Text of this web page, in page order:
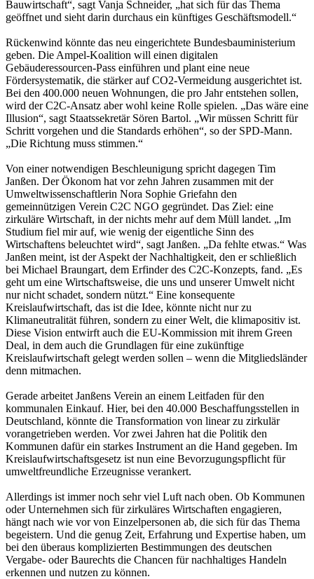
Bauwirtschaft“, sagt Vanja Schneider, „hat sich für das Thema
geöffnet und sieht darin durchaus ein künftiges Geschäftsmodell.“
Rückenwind könnte das neu eingerichtete Bundesbauministerium
geben. Die Ampel-Koalition will einen digitalen
Gebäuderessourcen-Pass einführen und plant eine neue
Fördersystematik, die stärker auf CO2-Vermeidung ausgerichtet ist.
Bei den 400.000 neuen Wohnungen, die pro Jahr entstehen sollen,
wird der C2C-Ansatz aber wohl keine Rolle spielen. „Das wäre eine
Illusion“, sagt Staatssekretär Sören Bartol. „Wir müssen Schritt für
Schritt vorgehen und die Standards erhöhen“, so der SPD-Mann.
„Die Richtung muss stimmen.“
Von einer notwendigen Beschleunigung spricht dagegen Tim
Janßen. Der Ökonom hat vor zehn Jahren zusammen mit der
Umweltwissenschaftlerin Nora Sophie Griefahn den
gemeinnützigen Verein C2C NGO gegründet. Das Ziel: eine
zirkuläre Wirtschaft, in der nichts mehr auf dem Müll landet. „Im
Studium fiel mir auf, wie wenig der eigentliche Sinn des
Wirtschaftens beleuchtet wird“, sagt Janßen. „Da fehlte etwas.“ Was
Janßen meint, ist der Aspekt der Nachhaltigkeit, den er schließlich
bei Michael Braungart, dem Erfinder des C2C-Konzepts, fand. „Es
geht um eine Wirtschaftsweise, die uns und unserer Umwelt nicht
nur nicht schadet, sondern nützt.“ Eine konsequente
Kreislaufwirtschaft, das ist die Idee, könnte nicht nur zu
Klimaneutralität führen, sondern zu einer Welt, die klimapositiv ist.
Diese Vision entwirft auch die EU-Kommission mit ihrem Green
Deal, in dem auch die Grundlagen für eine zukünftige
Kreislaufwirtschaft gelegt werden sollen – wenn die Mitgliedsländer
denn mitmachen.
Gerade arbeitet Janßens Verein an einem Leitfaden für den
kommunalen Einkauf. Hier, bei den 40.000 Beschaffungsstellen in
Deutschland, könnte die Transformation von linear zu zirkulär
vorangetrieben werden. Vor zwei Jahren hat die Politik den
Kommunen dafür ein starkes Instrument an die Hand gegeben. Im
Kreislaufwirtschaftsgesetz ist nun eine Bevorzugungspflicht für
umweltfreundliche Erzeugnisse verankert.
Allerdings ist immer noch sehr viel Luft nach oben. Ob Kommunen
oder Unternehmen sich für zirkuläres Wirtschaften engagieren,
hängt nach wie vor von Einzelpersonen ab, die sich für das Thema
begeistern. Und die genug Zeit, Erfahrung und Expertise haben, um
bei den überaus komplizierten Bestimmungen des deutschen
Vergabe- oder Baurechts die Chancen für nachhaltiges Handeln
erkennen und nutzen zu können.